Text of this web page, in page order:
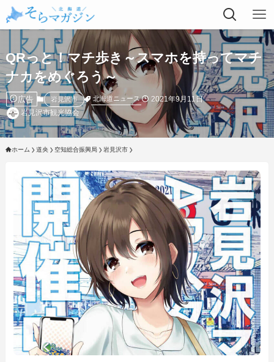
QRっと！マチ歩き～スマホを持ってマチ
ナカをめぐろう～
広告 岩見沢市 北海道ニュース
2021年9月11日
岩見沢市観光協会
ホーム 道央 空知総合振興局 岩見沢市